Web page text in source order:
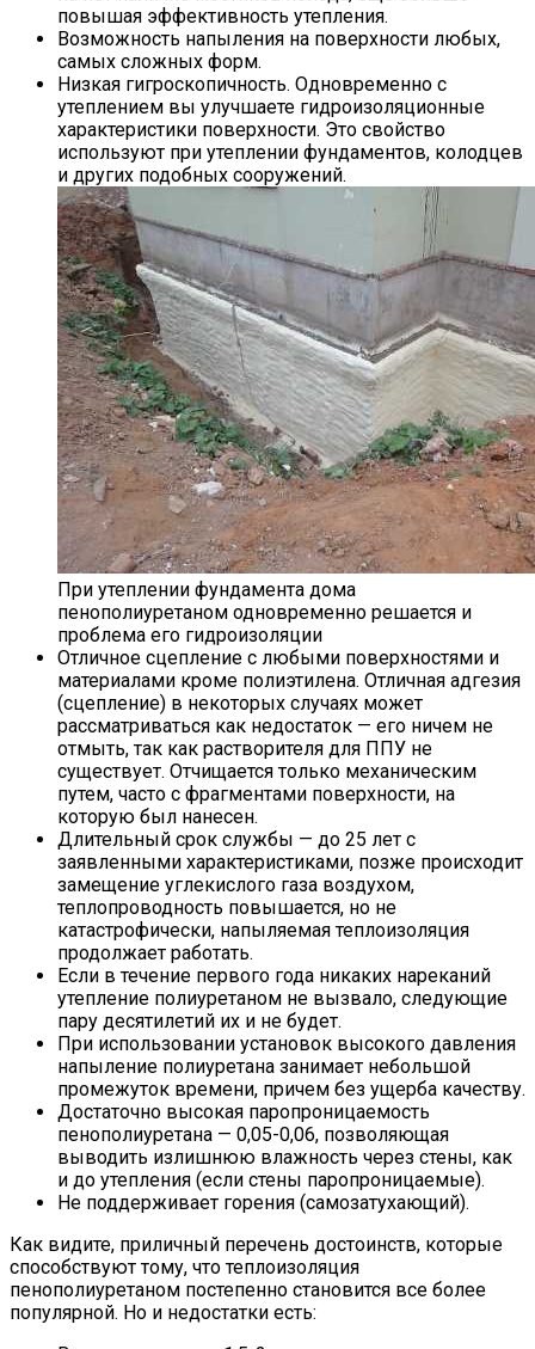
повышая эффективность утепления.
Возможность напыления на поверхности любых,
самых сложных форм.
Низкая гигроскопичность. Одновременно с
утеплением вы улучшаете гидроизоляционные
характеристики поверхности. Это свойство
используют при утеплении фундаментов, колодцев
и других подобных сооружений.
При утеплении фундамента дома
пенополиуретаном одновременно решается и
проблема его гидроизоляции
Отличное сцепление с любыми поверхностями и
материалами кроме полиэтилена. Отличная адгезия
(сцепление) в некоторых случаях может
рассматриваться как недостаток — его ничем не
отмыть, так как растворителя для ППУ не
существует. Отчищается только механическим
путем, часто с фрагментами поверхности, на
которую был нанесен.
Длительный срок службы — до 25 лет с
заявленными характеристиками, позже происходит
замещение углекислого газа воздухом,
теплопроводность повышается, но не
катастрофически, напыляемая теплоизоляция
продолжает работать.
Если в течение первого года никаких нареканий
утепление полиуретаном не вызвало, следующие
пару десятилетий их и не будет.
При использовании установок высокого давления
напыление полиуретана занимает небольшой
промежуток времени, причем без ущерба качеству.
Достаточно высокая паропроницаемость
пенополиуретана — 0,05-0,06, позволяющая
выводить излишнюю влажность через стены, как
и до утепления (если стены паропроницаемые).
Не поддерживает горения (самозатухающий).
Как видите, приличный перечень достоинств, которые
способствуют тому, что теплоизоляция
пенополиуретаном постепенно становится все более
популярной. Но и недостатки есть: